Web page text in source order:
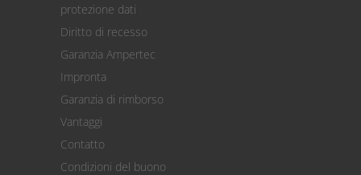
Restituzione della merce
Calcolatore dei costi
Impostazioni dei cookie
protezione dati
Diritto di recesso
Garanzia Ampertec
Impronta
Garanzia di rimborso
Vantaggi
Contatto
Condizioni del buono